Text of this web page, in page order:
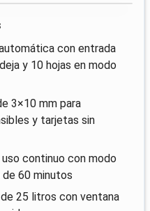
con entrada
y 10 hojas en modo
3×10 mm para
y tarjetas sin
continuo con modo
60 minutos
25 litros con ventana